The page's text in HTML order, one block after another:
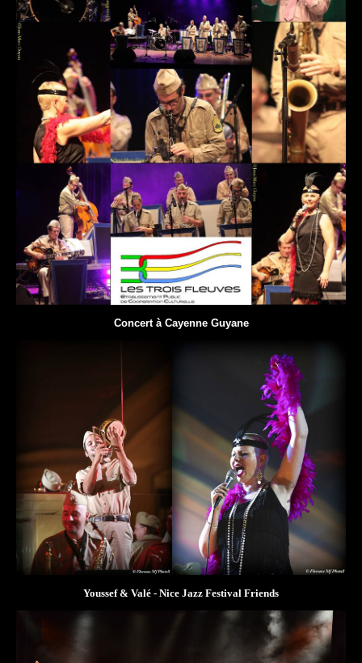
Concert à Cayenne Guyane
Youssef & Valé - Nice Jazz Festival Friends